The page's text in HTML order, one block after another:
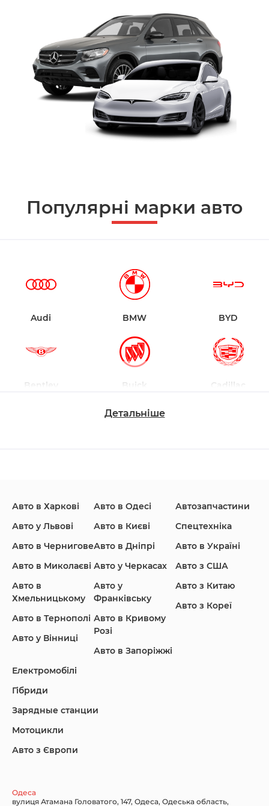
Популярні марки авто
Audi BMW BYD
Bentley Buick Cadillac
Honda Hyundai
Infiniti Jaguar Jeep
Land Rover
Nissan
Детальніше
Авто в Харкові
Авто у Львові
Авто в Чернигове
Авто в Миколаєві
Авто в
Хмельницькому
Авто в Тернополі
Авто у Вінниці
Авто в Одесі
Авто в Києві
Авто в Дніпрі
Авто у Черкасах
Авто у
Франківську
Авто в Кривому
Розі
Авто в Запоріжжі
Автозапчастини
Спецтехніка
Авто в Україні
Авто з США
Авто з Китаю
Авто з Кореї
Електромобілі
Гібриди
Зарядные станции
Мотоцикли
Авто з Європи
Одеса
вулиця Атамана Головатого, 147, Одеса, Одеська область,